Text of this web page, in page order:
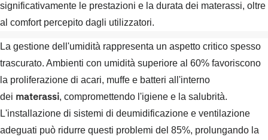
significativamente le prestazioni e la durata dei materassi, oltre
al comfort percepito dagli utilizzatori.
La gestione dell'umidità rappresenta un aspetto critico spesso
trascurato. Ambienti con umidità superiore al 60% favoriscono
la proliferazione di acari, muffe e batteri all'interno
dei materassi, compromettendo l'igiene e la salubrità.
L'installazione di sistemi di deumidificazione e ventilazione
adeguati può ridurre questi problemi del 85%, prolungando la